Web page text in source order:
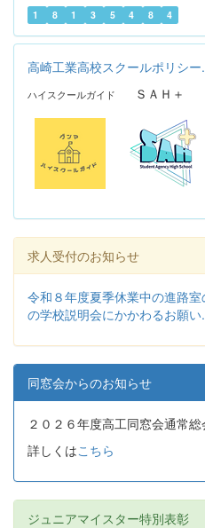
1 8 1 3 5 4 8 4
高崎工業高校スクールポリシ
ハイスクールガイド ＳＡＨ＋
求人受付のお知らせ
令和８年度夏季休業中の進路
の学校説明会にかかわるお願
同窓会からのお知らせ
２０２６年度高工同窓会通常総
詳しくはこちら
ジュニアマイスター特別表彰